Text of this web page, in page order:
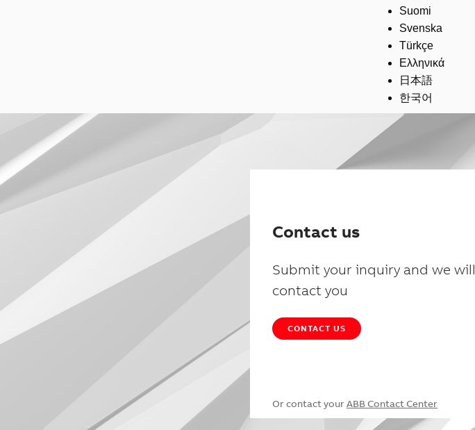
Suomi
Svenska
Türkçe
Ελληνικά
日本語
한국어
Contact us
Submit your inquiry and we will
contact you
CONTACT US
Or contact your ABB Contact Center